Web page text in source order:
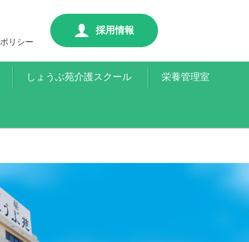
採用情報
リシー
しょうぶ苑介護スクール 栄養管理室